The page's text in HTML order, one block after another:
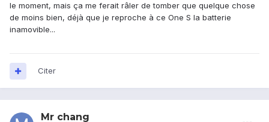
le moment, mais ça me ferait râler de tomber que quelque chose
de moins bien, déjà que je reproche à ce One S la batterie
inamovible...
Citer
Mr chang